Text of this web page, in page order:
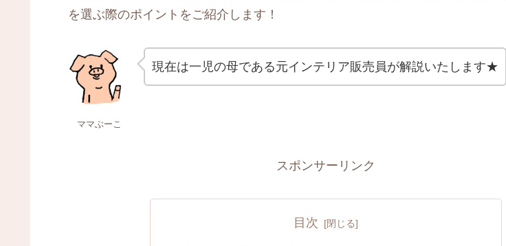
を選ぶ際のポイントをご紹介します！
ママぶーこ
現在は一児の母である元インテリア販売員が解説いたします★
スポンサーリンク
目次